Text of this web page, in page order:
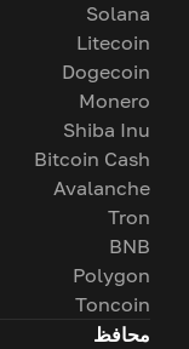
Solana
Litecoin
Dogecoin
Monero
Shiba Inu
Bitcoin Cash
Avalanche
Tron
BNB
Polygon
Toncoin
محافظ